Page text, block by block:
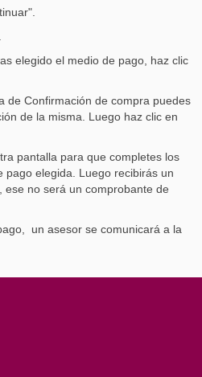
elegido el medio de pago, haz clic
de Confirmación de compra puedes
de la misma. Luego haz clic en
pantalla para que completes los
pago elegida. Luego recibirás un
ese no será un comprobante de
un asesor se comunicará a la